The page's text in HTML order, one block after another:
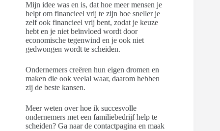
Mijn idee was en is, dat hoe meer mensen je
helpt om financieel vrij te zijn hoe sneller je
zelf ook financieel vrij bent, zodat je keuze
hebt en je niet beïnvloed wordt door
economische tegenwind en je ook niet
gedwongen wordt te scheiden.
Ondernemers creëren hun eigen dromen en
maken die ook veelal waar, daarom hebben
zij de beste kansen.
Meer weten over hoe ik succesvolle
ondernemers met een familiebedrijf help te
scheiden? Ga naar de contactpagina en maak